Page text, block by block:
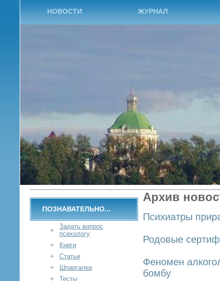
НОВОСТИ ЖУРНАЛ
Архив
Психиатры
Родовые
Феномен
бомбу
ПОЗНАВАТЕЛЬНО...
Задать вопрос
психологу
Книги
Статьи
Шпаргалки
Тесты